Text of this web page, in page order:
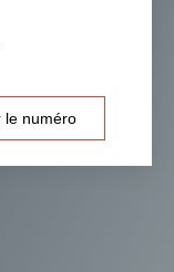
le numéro